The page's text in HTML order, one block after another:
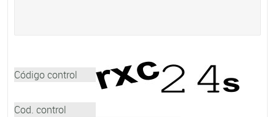
Código control
Cod. control